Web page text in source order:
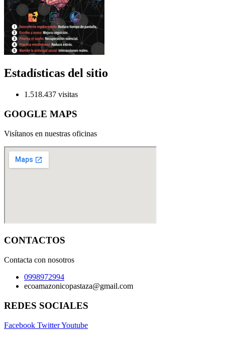
Estadísticas del sitio
1.518.437 visitas
GOOGLE MAPS
Visítanos en nuestras oficinas
CONTACTOS
Contacta con nosotros
0998972994
ecoamazonicopastaza@gmail.com
REDES SOCIALES
Facebook TwitterYoutube